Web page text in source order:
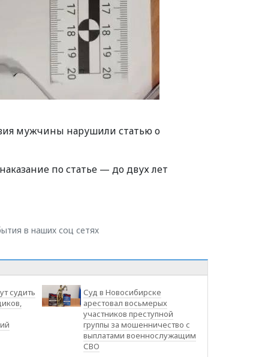
мужчины нарушили статью о
по статье — до двух лет
в наших соц сетях
судить
Суд в Новосибирске
арестовал восьмерых
участников преступной
группы за мошенничество с
выплатами военнослужащим
СВО